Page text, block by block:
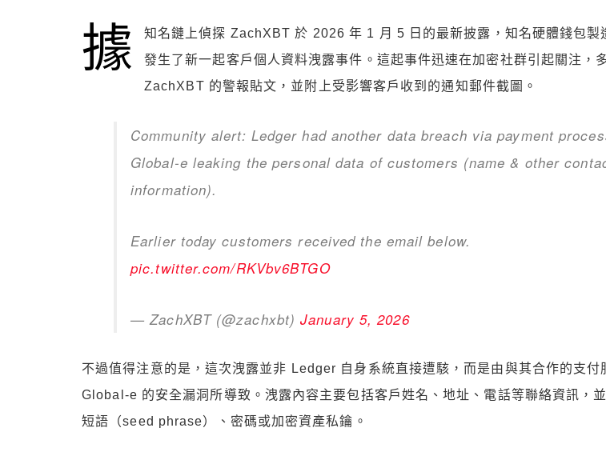
據
知名鏈上偵探 ZachXBT 於 2026 年 1 月 5 日的最新披露，知名硬體錢包製
發生了新一起客戶個人資料洩露事件。這起事件迅速在加密社群引起關注，
ZachXBT 的警報貼文，並附上受影響客戶收到的通知郵件截圖。
Community alert: Ledger had another data breach via payment
Global-e leaking the personal data of customers (name & other
information).
Earlier today customers received the email below.
pic.twitter.com/RKVbv6BTGO
— ZachXBT (@zachxbt)January 5, 2026
不過值得注意的是，這次洩露並非 Ledger 自身系統直接遭駭，而是由與其合作的支付
Global-e 的安全漏洞所導致。洩露內容主要包括客戶姓名、地址、電話等聯絡資訊，
短語（seed phrase）、密碼或加密資產私鑰。